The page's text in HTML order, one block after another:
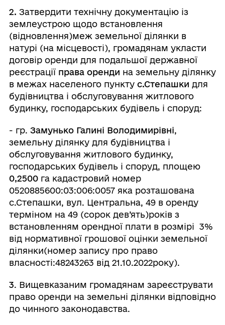
2. Затвердити технічну документацію із
землеустрою щодо встановлення
(відновлення)меж земельної ділянки в
натурі (на місцевості), громадянам укласти
договір оренди для подальшої державної
реєстрації права оренди на земельну ділянку
в межах населеного пункту с.Степашки для
будівництва і обслуговування житлового
будинку, господарських будівель і споруд:
- гр. Замунько Галині Володимирівні,
земельну ділянку для будівництва і
обслуговування житлового будинку,
господарських будівель і споруд, площею
0,2500га кадастровий номер
0520885600:03:006:0057 яка розташована
с.Степашки, вул. Центральна, 49 в оренду
терміном на 49 (сорок дев’ять)років з
встановленням орендної плати в розмірі 3%
від нормативної грошової оцінки земельної
ділянки(номер запису про право
власності:48243263 від 21.10.2022року).
3. Вищевказаним громадянам зареєструвати
право оренди на земельні ділянки відповідно
до чинного законодавства.